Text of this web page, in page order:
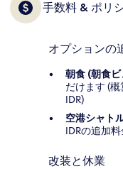
手数料 & ポリ
オプションの
朝食 (朝食
だけます (
IDR)
空港シャト
IDRの追加
改装と休業